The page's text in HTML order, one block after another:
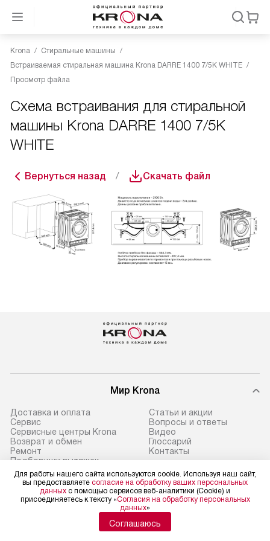
Krona
Стиральные машины
Встраиваемая стиральная машина Krona DARRE 1400 7/5K WHITE
Просмотр файла
Схема встраивания для стиральной
машины Krona DARRE 1400 7/5K
WHITE
Вернуться назад Скачать файл
Мир Krona
Доставка и оплата
Сервис
Сервисные центры Krona
Возврат и обмен
Ремонт
Подборщик вытяжек
Статьи и акции
Вопросы и ответы
Видео
Глоссарий
Контакты
Политика конфиденциальности
Условия продажи
Для работы нашего сайта используются cookie. Используя наш сайт,
вы предоставляете согласие на обработку ваших персональных
данных с помощью сервисов веб-аналитики (Cookie) и
присоединяетесь к тексту «Согласия на обработку персональных
данных»
Соглашаюсь